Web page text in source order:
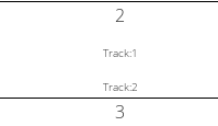
2
Track:1
Track:2
3